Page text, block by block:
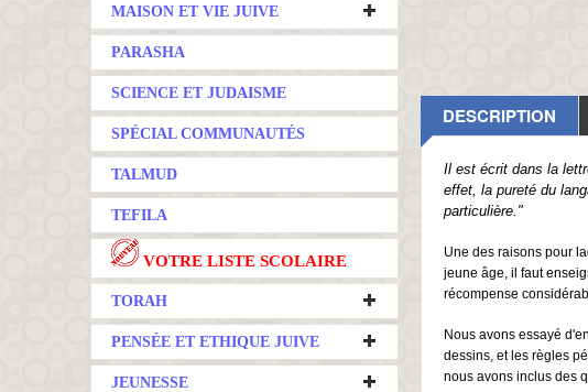
MAISON ET VIE JUIVE
PARASHA
SCIENCE ET JUDAISME
SPÉCIAL COMMUNAUTÉS
TALMUD
TEFILA
VOTRE LISTE SCOLAIRE
TORAH
PENSÉE ET ETHIQUE JUIVE
JEUNESSE
DESCRIPTION
Il est écrit dans la
effet, la pureté du
particulière."
Une des raisons pour
jeune âge, il faut
récompense
Nous avons essayé
dessins, et les règles
nous avons inclus des